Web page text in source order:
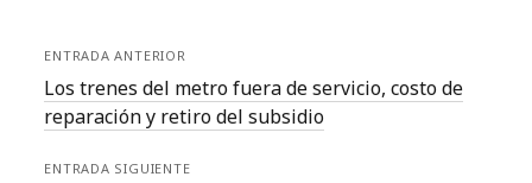
ENTRADA ANTERIOR
Los trenes del metro fuera de servicio, costo de
reparación y retiro del subsidio
ENTRADA SIGUIENTE